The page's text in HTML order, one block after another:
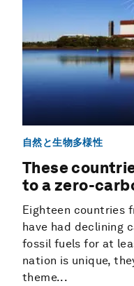
自然と生物多様性
These
to a zero-
Eighteen countries
have had declining
fossil fuels for at
nation is unique,
theme...